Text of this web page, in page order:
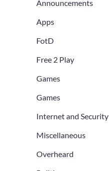
Announcements
Apps
FotD
Free 2 Play
Games
Games
Internet and Security
Miscellaneous
Overheard